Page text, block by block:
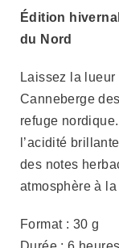
Édition
du Nord
Laissez la
Canneberge
refuge
l’acidité
des notes
atmosphère à
Format : 30 g